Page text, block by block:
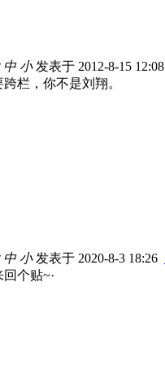
中 小发表于 2012-8-15 12:08
栏，你不是刘翔。
中 小发表于 2020-8-3 18:26
个贴~·